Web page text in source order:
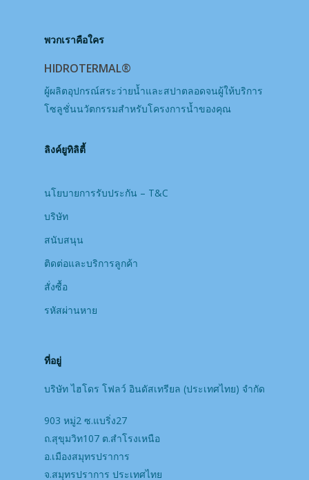
พวกเราคือใคร
HIDROTERMAL®
ผู้ผลิตอุปกรณ์สระว่ายน้ำและสปาตลอดจนผู้ให้บริการ
โซลูชั่นนวัตกรรมสำหรับโครงการน้ำของคุณ
ลิงค์ยูทิลิตี้
นโยบายการรับประกัน – T&C
บริษัท
สนับสนุน
ติดต่อและบริการลูกค้า
สั่งซื้อ
รหัสผ่านหาย
ที่อยู่
บริษัท ไฮโดร โฟลว์ อินดัสเทรียล (ประเทศไทย) จํากัด
903 หมู่2 ซ.แบริ่ง27
ถ.สุขุมวิท107 ต.สำโรงเหนือ
อ.เมืองสมุทรปราการ
จ.สมุทรปราการ ประเทศไทย